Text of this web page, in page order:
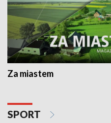
Za miastem
SPORT